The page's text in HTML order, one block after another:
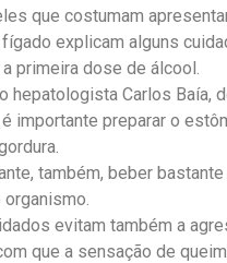
que costumam
explicam alguns
primeira dose de álcool.
hepatologista Carlos Baía,
importante preparar o
também, beber
evitam também a
que a sensação de